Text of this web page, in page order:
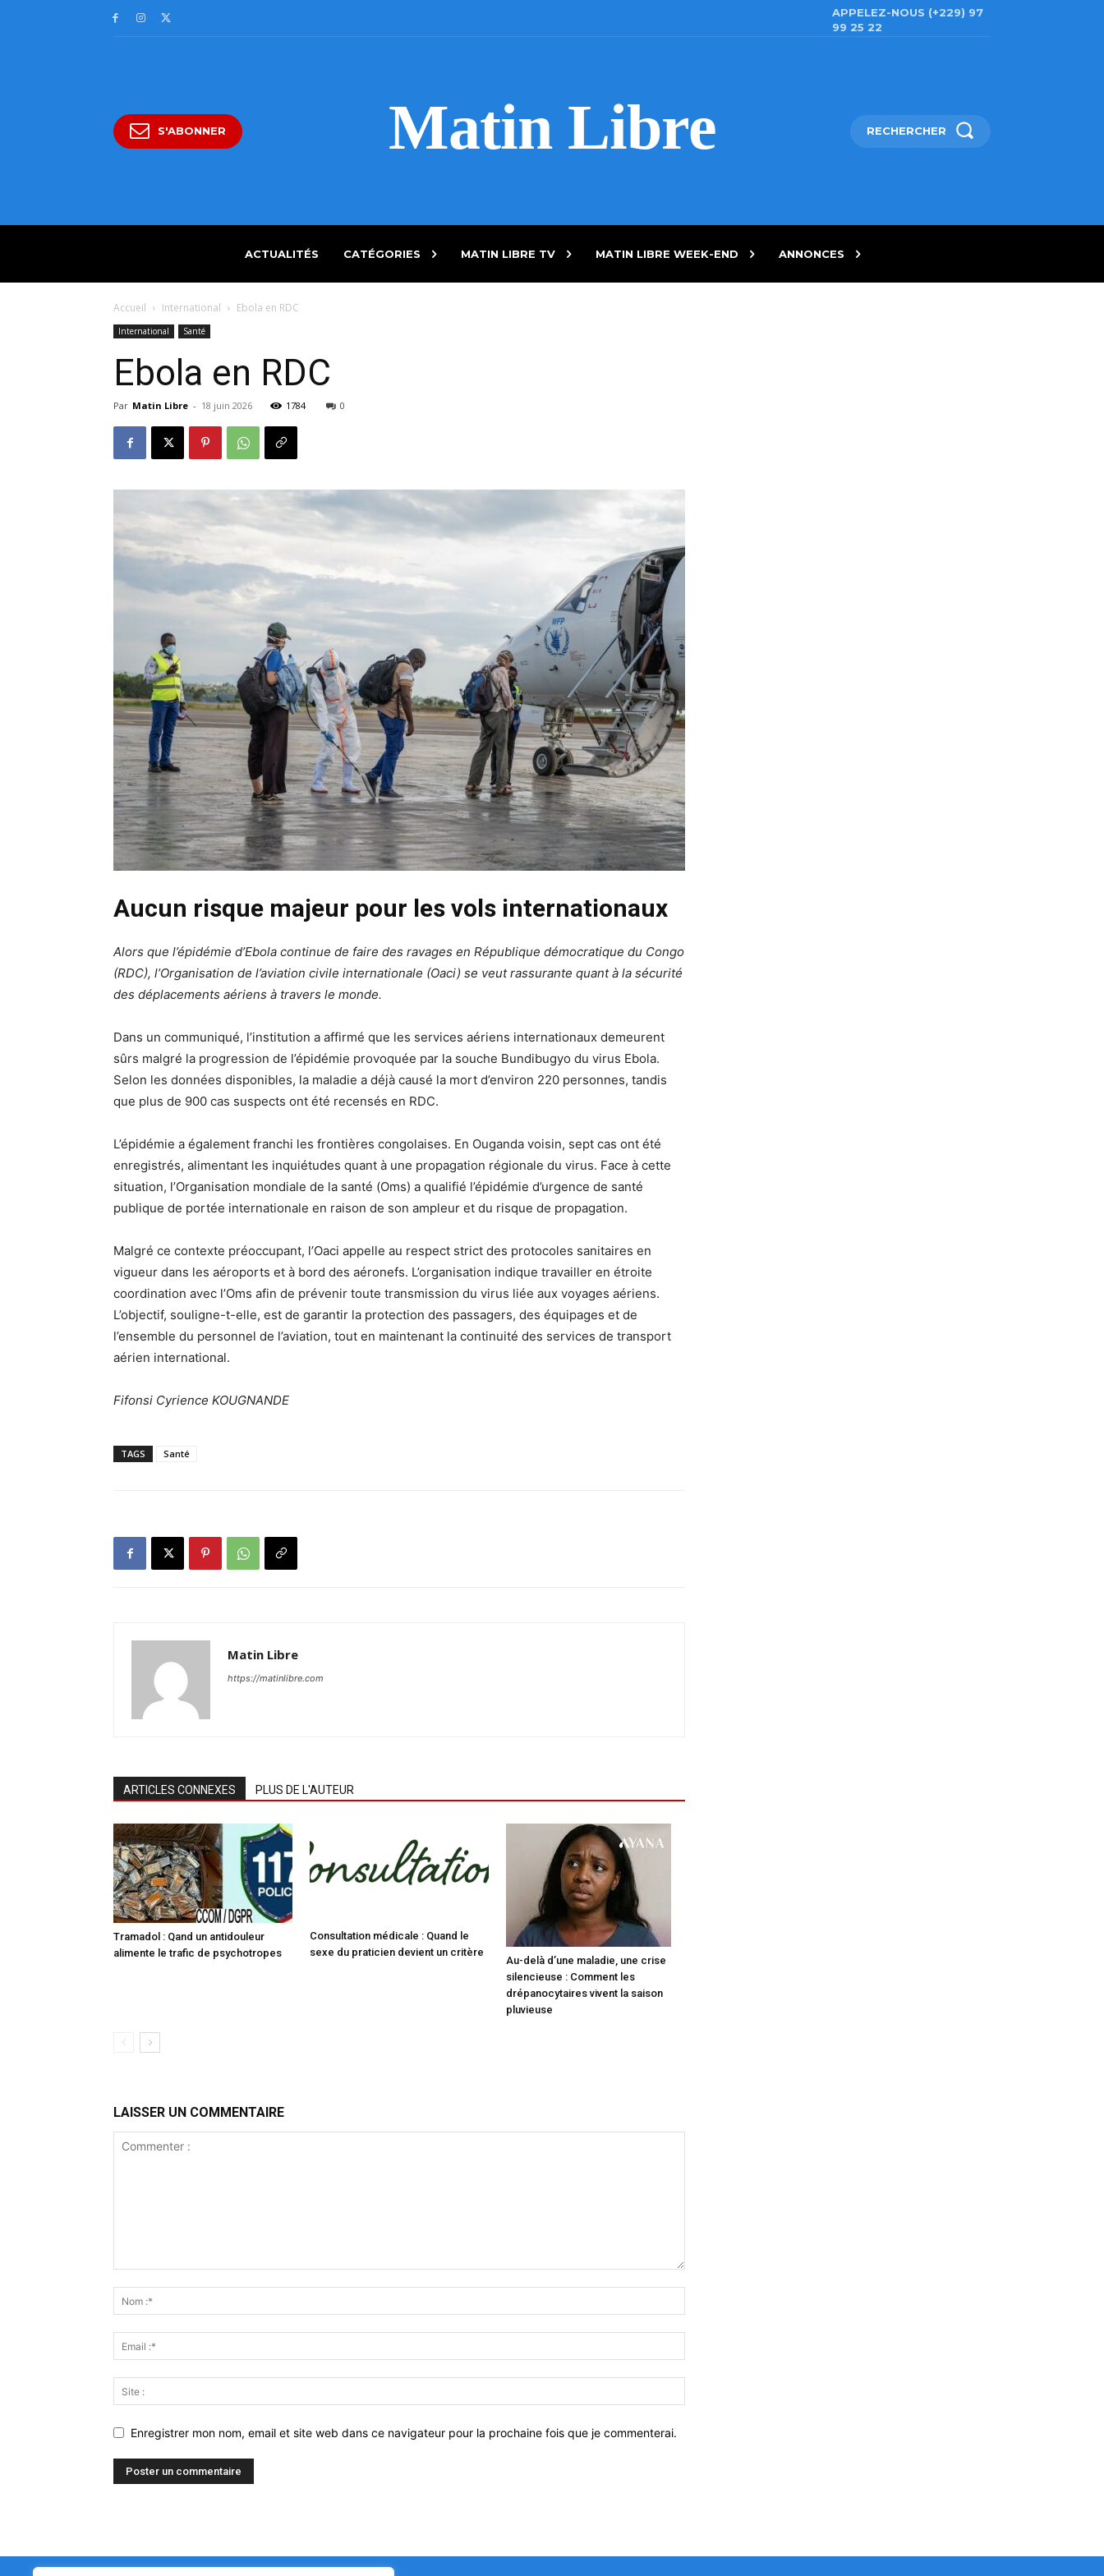
APPELEZ-NOUS (+229) 97
99 25 22
S'ABONNER Matin Libre RECHERCHER
ACTUALITÉS CATÉGORIES MATIN LIBRE TV MATIN LIBRE WEEK-END ANNONCES
Accueil International Ebola en RDC
International Santé
Ebola en RDC
Par Matin Libre - 18 juin 2026 1784 0
Aucun risque majeur pour les vols internationaux
Alors que l’épidémie d’Ebola continue de faire des ravages en République démocratique du Congo
(RDC), l’Organisation de l’aviation civile internationale (Oaci) se veut rassurante quant à la sécurité
des déplacements aériens à travers le monde.
Dans un communiqué, l’institution a affirmé que les services aériens internationaux demeurent
sûrs malgré la progression de l’épidémie provoquée par la souche Bundibugyo du virus Ebola.
Selon les données disponibles, la maladie a déjà causé la mort d’environ 220 personnes, tandis
que plus de 900 cas suspects ont été recensés en RDC.
L’épidémie a également franchi les frontières congolaises. En Ouganda voisin, sept cas ont été
enregistrés, alimentant les inquiétudes quant à une propagation régionale du virus. Face à cette
situation, l’Organisation mondiale de la santé (Oms) a qualifié l’épidémie d’urgence de santé
publique de portée internationale en raison de son ampleur et du risque de propagation.
Malgré ce contexte préoccupant, l’Oaci appelle au respect strict des protocoles sanitaires en
vigueur dans les aéroports et à bord des aéronefs. L’organisation indique travailler en étroite
coordination avec l’Oms afin de prévenir toute transmission du virus liée aux voyages aériens.
L’objectif, souligne-t-elle, est de garantir la protection des passagers, des équipages et de
l’ensemble du personnel de l’aviation, tout en maintenant la continuité des services de transport
aérien international.
Fifonsi Cyrience KOUGNANDE
TAGS Santé
Matin Libre
https://matinlibre.com
ARTICLES CONNEXES PLUS DE L'AUTEUR
Tramadol : Qand un antidouleur
alimente le trafic de psychotropes
Consultation médicale : Quand le
sexe du praticien devient un critère
Au-delà d’une maladie, une crise
silencieuse : Comment les
drépanocytaires vivent la saison
pluvieuse
LAISSER UN COMMENTAIRE
Enregistrer mon nom, email et site web dans ce navigateur pour la prochaine fois que je commenterai.